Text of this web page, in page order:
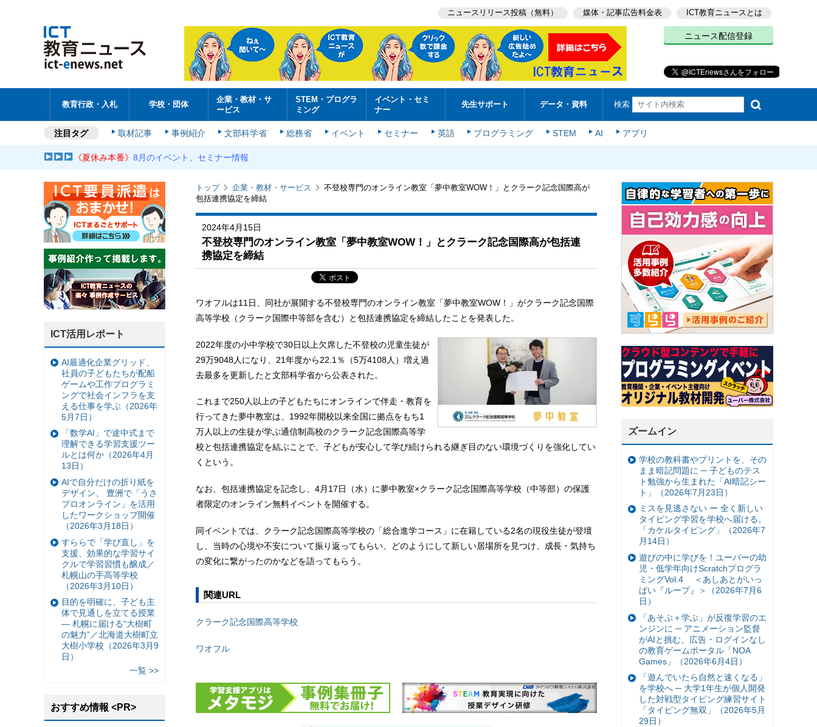
ニュースリリース投稿（無料） 媒体・記事広告料金表 ICT教育ニュースとは
ニュース配信登録
教育行政・入札 学校・団体
企業・教材・サ
ービス
STEM・プログラ
ミング
イベント・セミ
ナー
先生サポート データ・資料 検索
注目タグ 取材記事 事例紹介 文部科学省 総務省 イベント セミナー 英語 プログラミング STEM AI アプリ
《夏休み本番》8月のイベント、セミナー情報
トップ 企業・教材・サービス
不登校専門のオンライン教室「夢中教室WOW！」とクラーク記念国際高が
包括連携協定を締結
2024年4月15日
不登校専門のオンライン教室「夢中教室WOW！」とクラーク記念国際高が包括連
携協定を締結
ワオフルは11日、同社が展開する不登校専門のオンライン教室「夢中教室WOW！」がクラーク記念国際
高等学校（クラーク国際中等部を含む）と包括連携協定を締結したことを発表した。
2022年度の小中学校で30日以上欠席した不登校の児童生徒が
29万9048人になり、21年度から22.1％（5万4108人）増え過
去最多を更新したと文部科学省から公表された。
これまで250人以上の子どもたちにオンラインで伴走・教育を
行ってきた夢中教室は、1992年開校以来全国に拠点をもち1
万人以上の生徒が学ぶ通信制高校のクラーク記念国際高等学
校と包括連携協定を結ぶことで、子どもが安心して学び続けられる継ぎ目のない環境づくりを強化してい
くという。
なお、包括連携協定を記念し、4月17日（水）に夢中教室×クラーク記念国際高等学校（中等部）の保護
者限定のオンライン無料イベントを開催する。
同イベントでは、クラーク記念国際高等学校の「総合進学コース」に在籍している2名の現役生徒が登壇
し、当時の心境や不安について振り返ってもらい、どのようにして新しい居場所を見つけ、成長・気持ち
の変化に繋がったのかなどを語ってもらう。
関連URL
クラーク記念国際高等学校
ワオフル
ズームイン
学校の教科書やプリントを、その
まま暗記問題に ─ 子どものテス
ト勉強から生まれた「AI暗記シー
ト」（2026年7月23日）
ミスを見逃さない ー 全く新しい
タイピング学習を学校へ届ける。
「カケルタイピング」（2026年7
月14日）
遊びの中に学びを！ユーバーの幼
児・低学年向けScratchプログラ
ミングVol.4 ＜あしあとがいっ
ぱい『ループ』＞（2026年7月6
日）
「あそぶ＋学ぶ」が反復学習のエ
ンジンに ─ アニメーション監督
がAIと挑む、広告・ログインなし
の教育ゲームポータル「NOA
Games」（2026年6月4日）
「遊んでいたら自然と速くなる」
を学校へ ─ 大学1年生が個人開発
した対戦型タイピング練習サイト
「タイピング無双」（2026年5月
29日）
ICT活用レポート
AI最適化企業グリッド、
社員の子どもたちが配船
ゲームや工作プログラミ
ングで社会インフラを支
える仕事を学ぶ（2026年
5月7日）
「数学AI」で途中式まで
理解できる学習支援ツー
ルとは何か（2026年4月
13日）
AIで自分だけの折り紙を
デザイン、 豊洲で「うさ
プロオンライン」を活用
したワークショップ開催
（2026年3月18日）
すららで「学び直し」を
支援、効果的な学習サイ
クルで学習習慣も醸成／
札幌山の手高等学校
（2026年3月10日）
目的を明確に、子ども主
体で見通しを立てる授業
— 札幌に届ける“大樹町
の魅力”／北海道大樹町立
大樹小学校（2026年3月9
日）
一覧 >>
おすすめ情報 <PR>